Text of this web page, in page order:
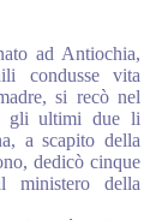
ad Antiochia,
condusse vita
si recò nel
gli ultimi due li
a scapito della
dedicò cinque
ministero della